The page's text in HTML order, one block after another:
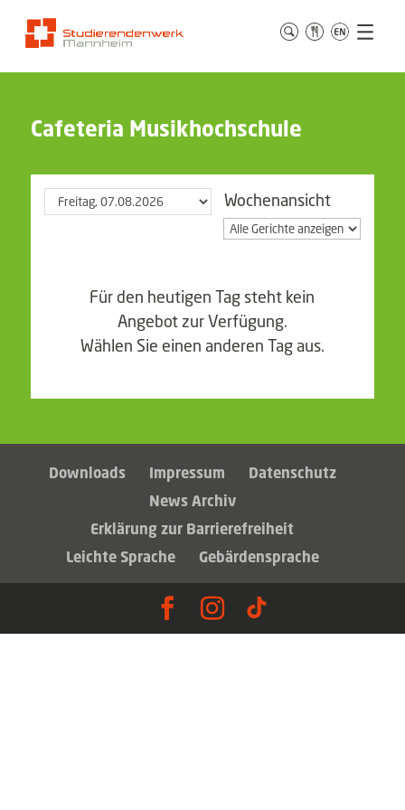
Cafeteria Musikhochschule
Wochenansicht
Für den heutigen Tag steht kein
Angebot zur Verfügung.
Wählen Sie einen anderen Tag aus.
Downloads Impressum
Datenschutz
News Archiv
Erklärung zur Barrierefreiheit
Leichte Sprache
Gebärdensprache